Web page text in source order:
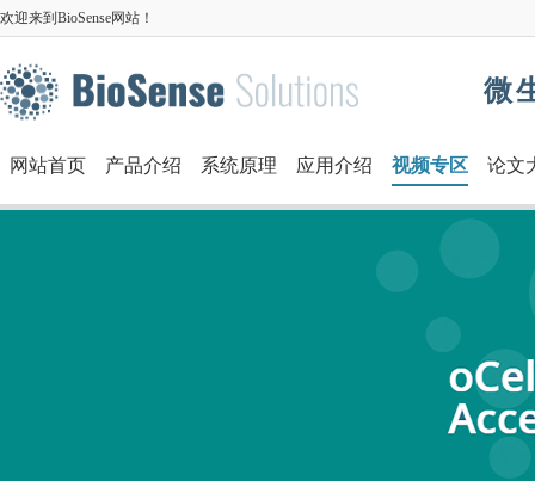
欢迎来到BioSense网站！
微
网站首页 产品介绍 系统原理 应用介绍 视频专区 论文